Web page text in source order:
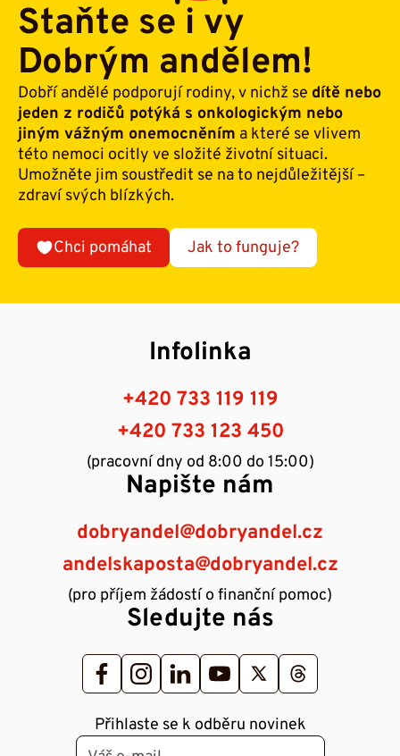
Staňte se i vy
Dobrým andělem!
Dobří andělé podporují rodiny, v nichž se dítě nebo
jeden z rodičů potýká s onkologickým nebo
jiným vážným onemocněním a které se vlivem
této nemoci ocitly ve složité životní situaci.
Umožněte jim soustředit se na to nejdůležitější –
zdraví svých blízkých.
Chci pomáhat Jak to funguje?
Infolinka
+420 733 119 119
+420 733 123 450
(pracovní dny od 8:00 do 15:00)
Napište nám
dobryandel@dobryandel.cz
andelskaposta@dobryandel.cz
(pro příjem žádostí o finanční pomoc)
Sledujte nás
Přihlaste se k odběru novinek